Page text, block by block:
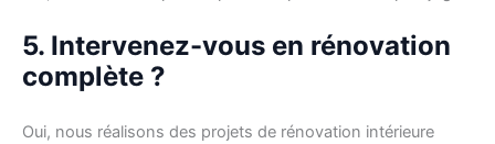
5. Intervenez-vous en rénovation
complète ?
Oui, nous réalisons des projets de rénovation intérieure